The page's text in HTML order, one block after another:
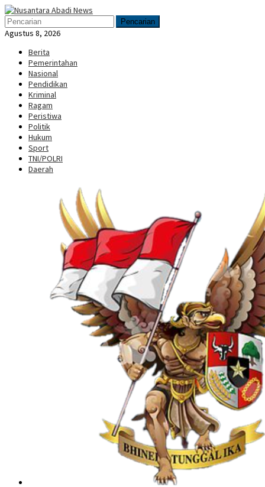
Loncat
ke
konten
Menu
Mobile
Pencarian
Agustus 8, 2026
Berita
Pemerintahan
Nasional
Pendidikan
Kriminal
Ragam
Peristiwa
Politik
Hukum
Sport
TNI/POLRI
Daerah